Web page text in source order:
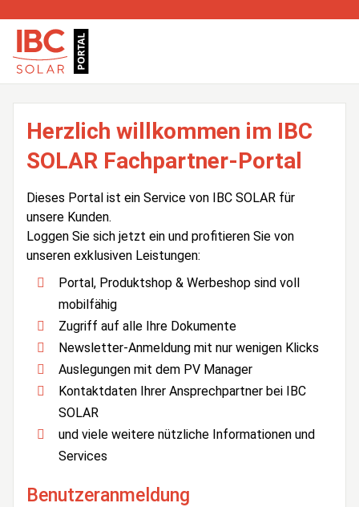
Herzlich willkommen im IBC
SOLAR Fachpartner-Portal
Dieses Portal ist ein Service von IBC SOLAR für
unsere Kunden.
Loggen Sie sich jetzt ein und profitieren Sie von
unseren exklusiven Leistungen:
Portal, Produktshop & Werbeshop sind voll
mobilfähig
Zugriff auf alle Ihre Dokumente
Newsletter-Anmeldung mit nur wenigen Klicks
Auslegungen mit dem PV Manager
Kontaktdaten Ihrer Ansprechpartner bei IBC
SOLAR
und viele weitere nützliche Informationen und
Services
Benutzeranmeldung